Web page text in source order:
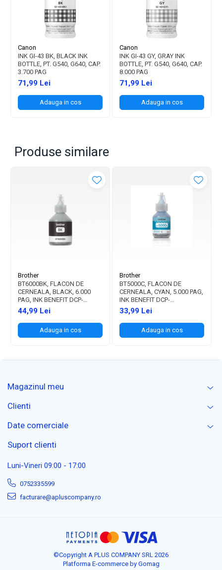
Canon
INK GI-43 BK, BLACK INK
BOTTLE, PT. G540, G640, CAP.
3.700 PAG
71,99 Lei
Adauga in cos
Canon
INK GI-43 GY, GRAY INK
BOTTLE, PT. G540, G640, CAP.
8.000 PAG
71,99 Lei
Adauga in cos
Produse similare
Brother
BT6000BK, FLACON DE
CERNEALA, BLACK, 6.000
PAG, INK BENEFIT DCP-
T300/T500W/T700W
44,99 Lei
Adauga in cos
Brother
BT5000C, FLACON DE
CERNEALA, CYAN, 5.000 PAG,
INK BENEFIT DCP-
T300/T500W/T700W
33,99 Lei
Adauga in cos
Magazinul meu
Clienti
Date comerciale
Suport clienti
Luni-Vineri 09:00 - 17:00
0752335599
facturare@apluscompany.ro
©Copyright A PLUS COMPANY SRL 2026
Platforma E-commerce by Gomag